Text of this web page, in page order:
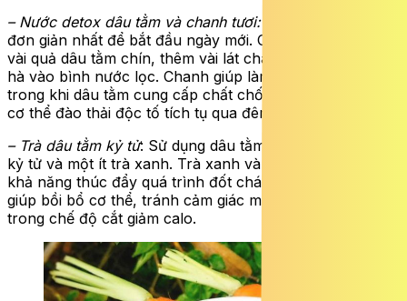
– Nước detox dâu tằm và chanh tươi:
đơn giản nhất để bắt đầu ngày mới. Chỉ cần nghiền nhẹ
vài quả dâu tằm chín, thêm vài lát chanh tươi và lá bạc
hà vào bình nước lọc. Chanh giúp làm sạch hệ tiêu hóa,
trong khi dâu tằm cung cấp chất chống oxy hóa, giúp
cơ thể đào thải độc tố tích tụ qua đêm.
– Trà dâu tằm kỷ tử: Sử dụng dâu tằm sấy khô hãm cùng
kỷ tử và một ít trà xanh. Trà xanh và dâu tằm đều có
khả năng thúc đẩy quá trình đốt cháy mỡ thừa. Kỷ tử
giúp bồi bổ cơ thể, tránh cảm giác mệt mỏi khi đang
trong chế độ cắt giảm calo.